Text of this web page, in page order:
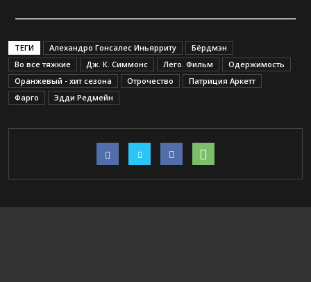
ТЕГИ Алехандро Гонсалес Иньярриту
Бёрдмэн
Во все тяжкие
Дж. К. Симмонс Лего. Фильм
Одержимость
Оранжевый - хит сезона
Отрочество
Патриция Аркетт
Фарго
Эдди Редмейн